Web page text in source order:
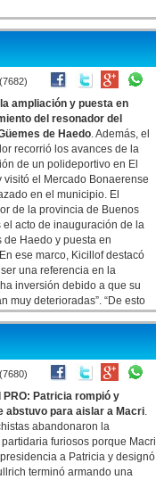
(7682)
ampliación y puesta en
del resonador del
de Haedo. Además, el
recorrió los avances de la
de un polideportivo en El
visitó el Mercado Bonaerense
en el municipio. El
de la provincia de Buenos
acto de inauguración de la
Haedo y puesta en
ese marco, Kicillof destacó
una referencia en la
inversión debido a que su
muy deterioradas”. “De esto
no es una figura
de última
a los y las vecinas de
(7680)
PRO: Patricia rompió y
abstuvo para aislar a Macri.
abandonaron la
furiosos porque Macri
a Patricia y designó
terminó armando una